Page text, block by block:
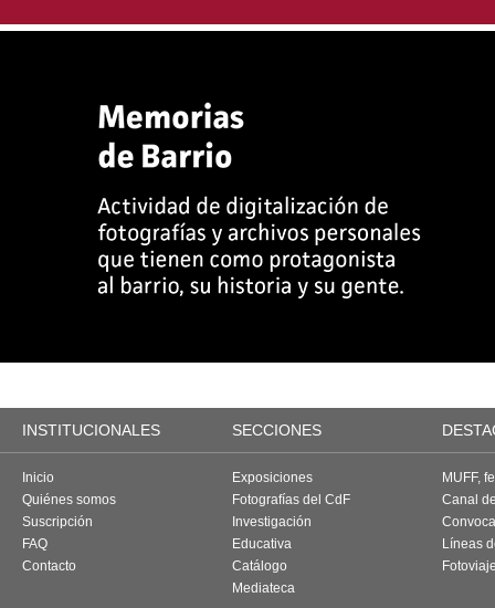
INSTITUCIONALES SECCIONES
Inicio
Quiénes somos
Suscripción
FAQ
Contacto
Exposiciones
Fotografías del CdF
Investigación
Educativa
Catálogo
Mediateca
MUFF,
Canal
Líneas